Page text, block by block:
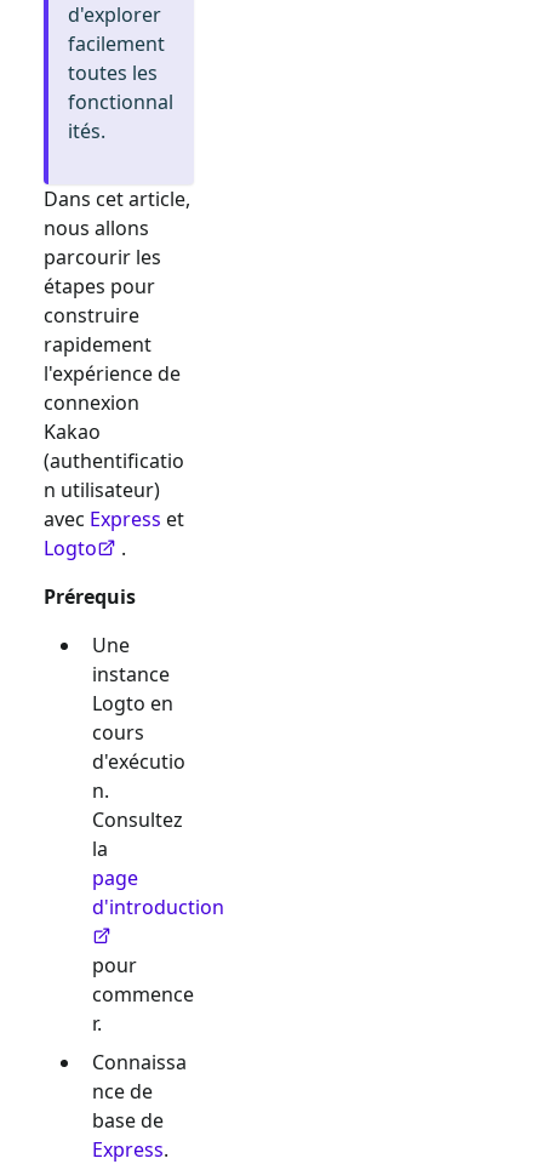
d'explorer
facilement
toutes les
fonctionnal
ités.
Dans cet article,
nous allons
parcourir les
étapes pour
construire
rapidement
l'expérience de
connexion
Kakao
(authentificatio
n utilisateur)
avec Express et
Logto
.
Prérequis
Une
instance
Logto en
cours
d'exécutio
n.
Consultez
la
page
d'introduction
pour
commence
r.
Connaissa
nce de
base de
Express.